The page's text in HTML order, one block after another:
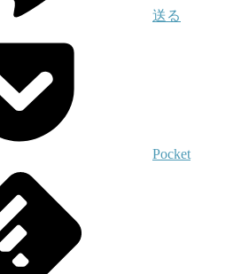
送る
Pocket